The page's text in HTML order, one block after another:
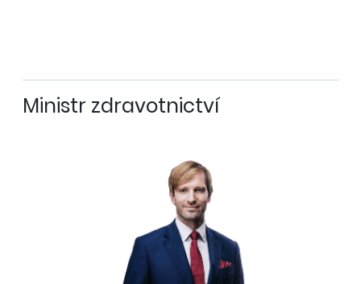
Ministr zdravotnictví